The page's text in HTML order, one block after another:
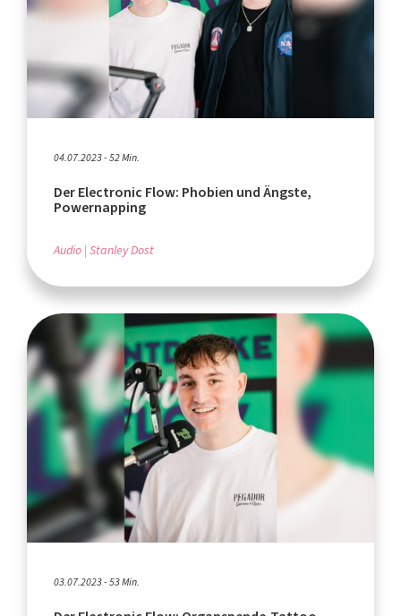
04.07.2023 - 52 Min.
Der Electronic Flow: Phobien und Ängste,
Powernapping
Audio Stanley Dost
03.07.2023 - 53 Min.